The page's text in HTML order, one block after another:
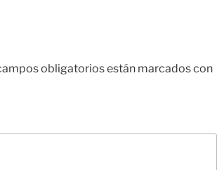
obligatorios están marcados con